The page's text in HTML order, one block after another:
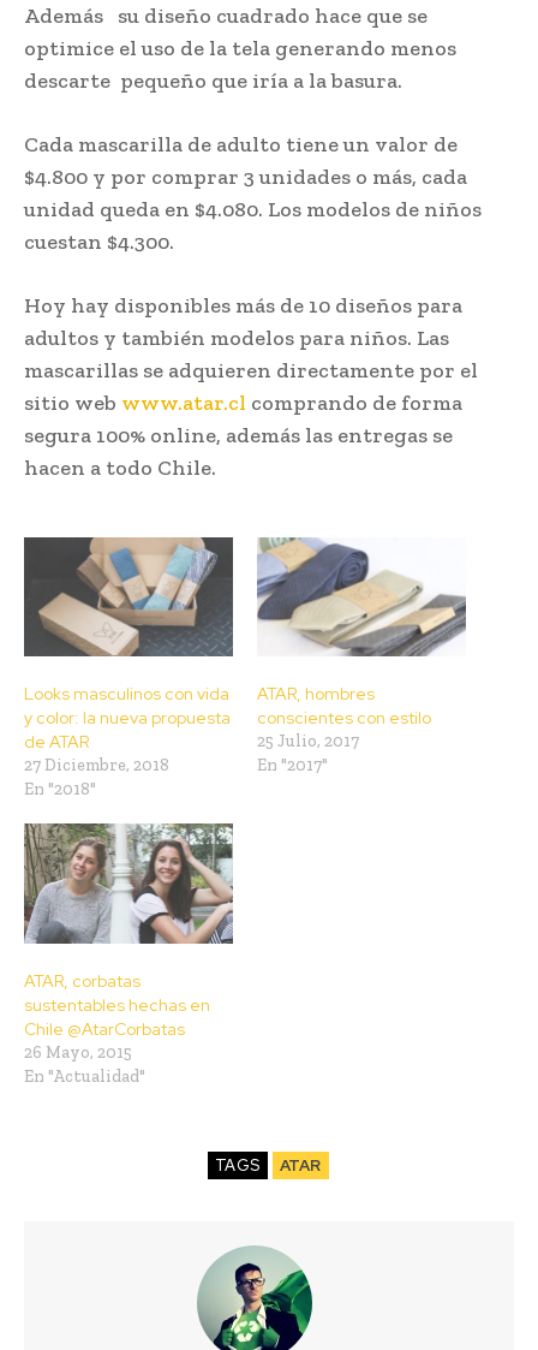
Además su diseño cuadrado hace que se
optimice el uso de la tela generando menos
descarte pequeño que iría a la basura.
Cada mascarilla de adulto tiene un valor de
$4.800 y por comprar 3 unidades o más, cada
unidad queda en $4.080. Los modelos de niños
cuestan $4.300.
Hoy hay disponibles más de 10 diseños para
adultos y también modelos para niños. Las
mascarillas se adquieren directamente por el
sitio web www.atar.cl comprando de forma
segura 100% online, además las entregas se
hacen a todo Chile.
Looks masculinos con vida
y color: la nueva propuesta
de ATAR
27 Diciembre, 2018
En "2018"
ATAR, hombres
conscientes con estilo
25 Julio, 2017
En "2017"
ATAR, corbatas
sustentables hechas en
Chile @AtarCorbatas
26 Mayo, 2015
En "Actualidad"
TAGS ATAR